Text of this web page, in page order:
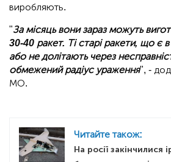
виробляють.
"За місяць вони зараз можуть
30-40 ракет. Ті старі ракети, що є
або не долітають через
обмежений радіус ураження", -
МО.
Читайте також:
На росії закінчилися